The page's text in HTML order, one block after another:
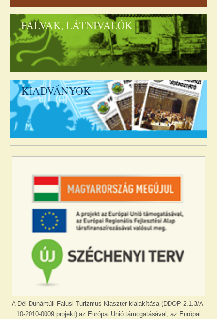
FALVAK, LÁTNIVALÓK
KIADVÁNYOK
A Dél-Dunántúli Falusi Turizmus Klaszter kialakítása (DDOP-2.1.3/A-
10-2010-0009 projekt) az Európai Unió támogatásával, az Európai